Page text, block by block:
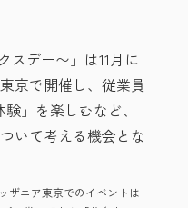
スデー〜」は11月に
京で開催し、従業員
」を楽しむなど、
いて考える機会とな
ザニア東京でのイベントは